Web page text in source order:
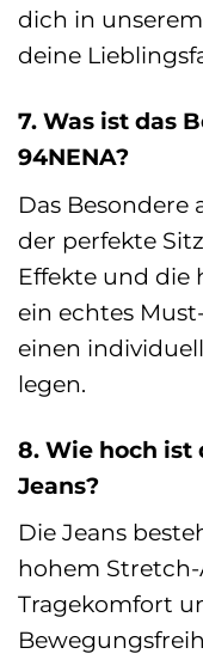
dich in
deine
7. Was ist das
94NENA?
Das Besondere
der perfekte
Effekte und die
ein echtes
einen
legen.
8. Wie hoch ist
Jeans?
Die Jeans
hohem
Tragekomfort